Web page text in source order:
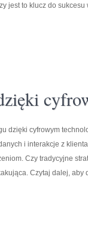
jest to klucz do
dzięki cyfrowym
i interakcje z
Czy tradycyjne
Czytaj dalej, aby